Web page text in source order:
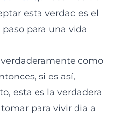
esta verdad es el
para una vida
como
si es así,
esta es la verdadera
para vivir dia a